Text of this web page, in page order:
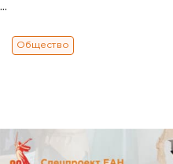
...
Общество